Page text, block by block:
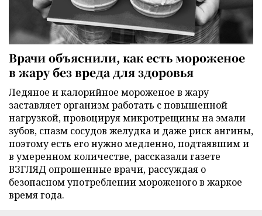
Врачи объяснили, как есть мороженое
в жару без вреда для здоровья
Ледяное и калорийное мороженое в жару
заставляет организм работать с повышенной
нагрузкой, провоцируя микротрещины на эмали
зубов, спазм сосудов желудка и даже риск ангины,
поэтому есть его нужно медленно, подтаявшим и
в умеренном количестве, рассказали газете
ВЗГЛЯД опрошенные врачи, рассуждая о
безопасном употреблении мороженого в жаркое
время года.